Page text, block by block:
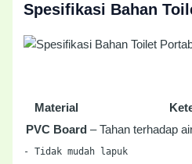
Spesifikasi Bahan
Material
PVC Board – Tahan terhadap
- Tidak mudah lapuk